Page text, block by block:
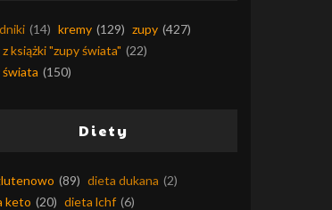
(14) kremy (129) zupy (427)
książki "zupy świata" (22)
świata (150)
Diety
(89) dieta dukana (2)
keto (20) dieta lchf (6)